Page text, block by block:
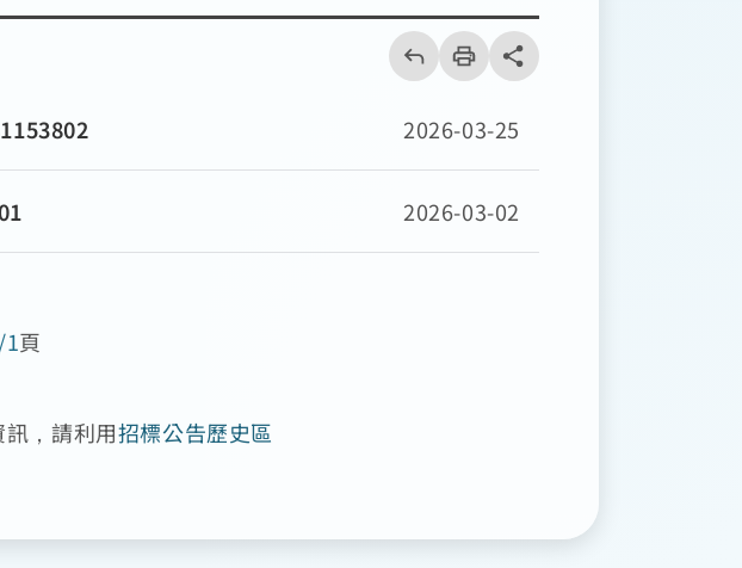
回
上
一
頁
列
印
share分享按鈕
2026-03-25
2026-03-02
頁
，請利用招標公告歷史區